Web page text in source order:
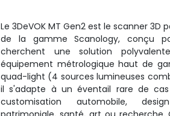
Le 3DeVOK MT Gen2 est le scanner
de la gamme Scanology, conçu
cherchent une solution
équipement métrologique haut de
quad-light (4 sources lumineuses
il s'adapte à un éventail rare de
customisation automobile,